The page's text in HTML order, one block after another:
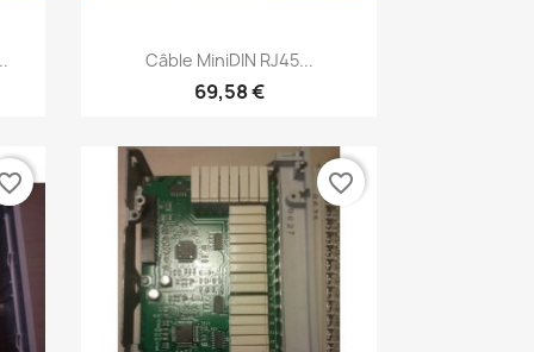
Aperçu rapide
Câble MiniDIN RJ45...
69,58 €
favorite_border